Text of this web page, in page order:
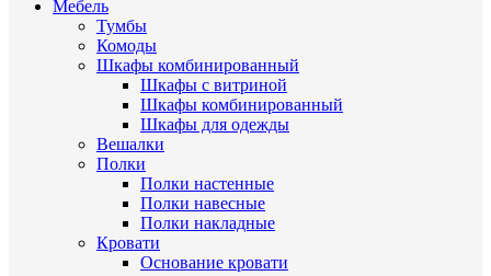
Мебель
Тумбы
Комоды
Шкафы комбинированный
Шкафы с витриной
Шкафы комбинированный
Шкафы для одежды
Вешалки
Полки
Полки настенные
Полки навесные
Полки накладные
Кровати
Основание кровати